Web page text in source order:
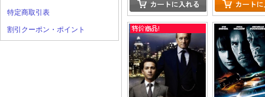
特定商取引表
割引クーポン・ポイント